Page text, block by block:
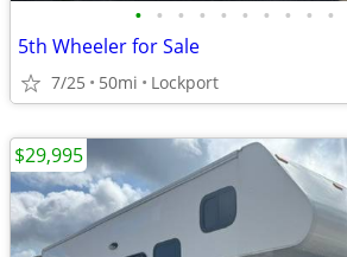
• • • • • • • • • •
5th Wheeler for Sale
7/25 50mi Lockport
$29,995